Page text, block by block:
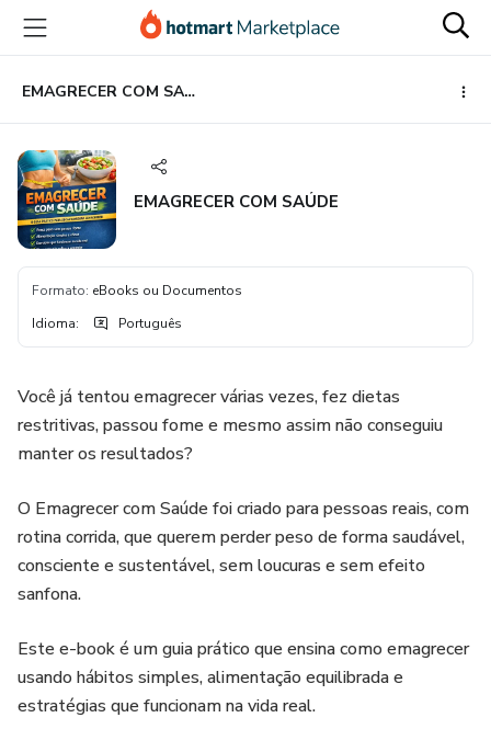
para
conteúdo
principal
para
pagamento
para
rodapé
EMAGRECER COM SAÚDE
EMAGRECER COM SAÚDE
Formato: eBooks ou Documentos
Idioma: Português
Você já tentou emagrecer várias vezes, fez dietas
restritivas, passou fome e mesmo assim não conseguiu
manter os resultados?
O Emagrecer com Saúde foi criado para pessoas reais, com
rotina corrida, que querem perder peso de forma saudável,
consciente e sustentável, sem loucuras e sem efeito
sanfona.
Este e-book é um guia prático que ensina como emagrecer
usando hábitos simples, alimentação equilibrada e
estratégias que funcionam na vida real.